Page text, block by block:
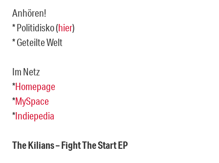
Anhören!
* Politidisko (hier)
* Geteilte Welt
Im Netz
*Homepage
*MySpace
*Indiepedia
The Kilians – Fight The Start EP